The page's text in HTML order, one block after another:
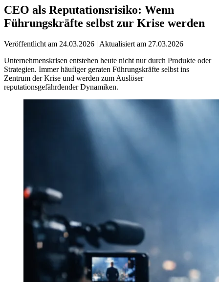
CEO als Reputationsrisiko: Wenn
Führungskräfte selbst zur Krise werden
Veröffentlicht am 24.03.2026 | Aktualisiert am 27.03.2026
Unternehmenskrisen entstehen heute nicht nur durch Produkte oder
Strategien. Immer häufiger geraten Führungskräfte selbst ins
Zentrum der Krise und werden zum Auslöser
reputationsgefährdender Dynamiken.